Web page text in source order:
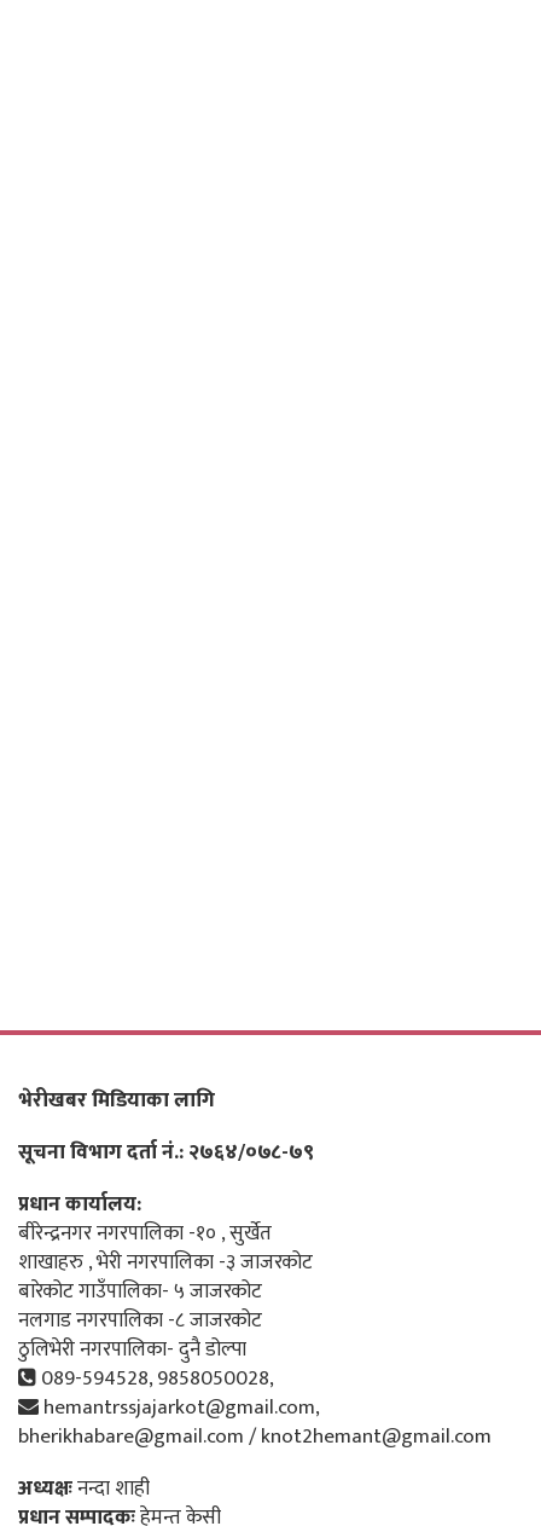
भेरीखबर मिडियाका लागि
सूचना विभाग दर्ता नं.: २७६४/०७८-७९
प्रधान कार्यालय:
बीरेन्द्रनगर नगरपालिका -१० , सुर्खेत
शाखाहरु , भेरी नगरपालिका -३ जाजरकोट
बारेकोट गाउँपालिका- ५ जाजरकोट
नलगाड नगरपालिका -८ जाजरकोट
ठुलिभेरी नगरपालिका- दुनै डोल्पा
089-594528, 9858050028,
hemantrssjajarkot@gmail.com,
bherikhabare@gmail.com / knot2hemant@gmail.com
अध्यक्षःनन्दा शाही
प्रधान सम्पादकःहेमन्त केसी